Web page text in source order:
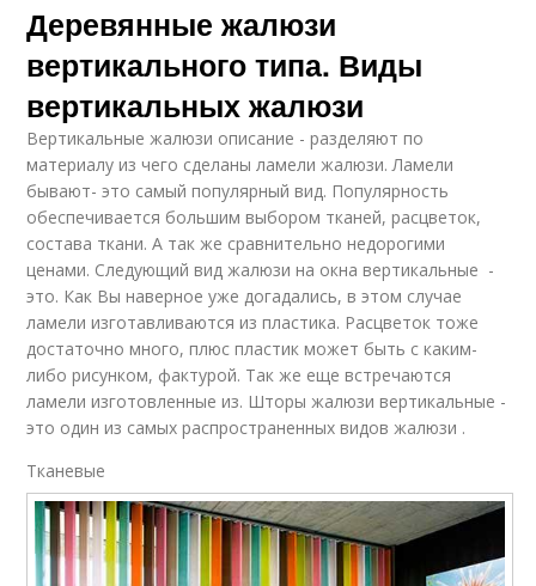
Деревянные жалюзи
вертикального типа. Виды
вертикальных жалюзи
Вертикальные жалюзи описание - разделяют по
материалу из чего сделаны ламели жалюзи. Ламели
бывают- это самый популярный вид. Популярность
обеспечивается большим выбором тканей, расцветок,
состава ткани. А так же сравнительно недорогими
ценами. Следующий вид жалюзи на окна вертикальные -
это. Как Вы наверное уже догадались, в этом случае
ламели изготавливаются из пластика. Расцветок тоже
достаточно много, плюс пластик может быть с каким-
либо рисунком, фактурой. Так же еще встречаются
ламели изготовленные из. Шторы жалюзи вертикальные -
это один из самых распространенных видов жалюзи .
Тканевые